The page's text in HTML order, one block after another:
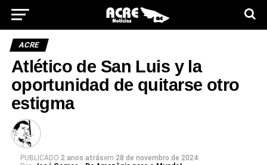
ACRE
Atlético de San Luis y la
oportunidad de quitarse otro
estigma
PUBLICADO 2 anos atrásem 28 de novembro de 2024